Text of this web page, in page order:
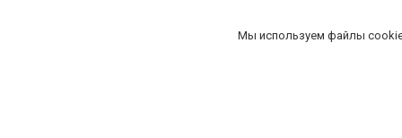
Мы используем файлы